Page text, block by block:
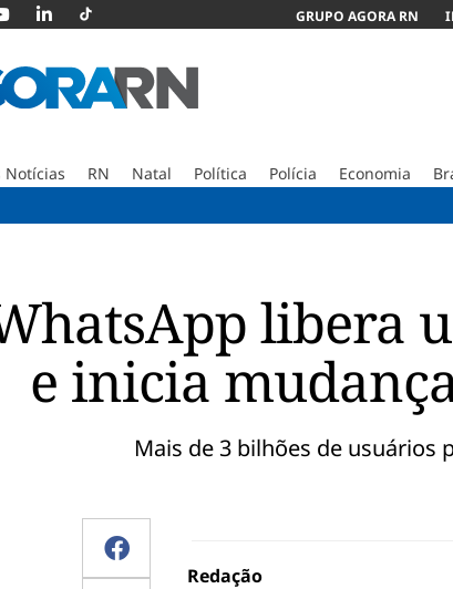
GRUPO AGORA RN
Notícias RN Natal Política Polícia Economia
libera
e inicia
Mais de 3 bilhões de usuários
Redação